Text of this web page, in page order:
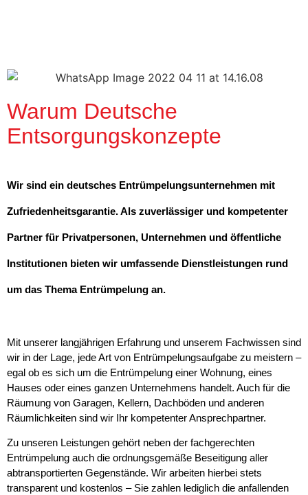
Warum Deutsche
Entsorgungskonzepte
Wir sind ein deutsches Entrümpelungsunternehmen mit
Zufriedenheitsgarantie. Als zuverlässiger und kompetenter
Partner für Privatpersonen, Unternehmen und öffentliche
Institutionen bieten wir umfassende Dienstleistungen rund
um das Thema Entrümpelung an.
Mit unserer langjährigen Erfahrung und unserem Fachwissen sind
wir in der Lage, jede Art von Entrümpelungsaufgabe zu meistern –
egal ob es sich um die Entrümpelung einer Wohnung, eines
Hauses oder eines ganzen Unternehmens handelt. Auch für die
Räumung von Garagen, Kellern, Dachböden und anderen
Räumlichkeiten sind wir Ihr kompetenter Ansprechpartner.
Zu unseren Leistungen gehört neben der fachgerechten
Entrümpelung auch die ordnungsgemäße Beseitigung aller
abtransportierten Gegenstände. Wir arbeiten hierbei stets
transparent und kostenlos – Sie zahlen lediglich die anfallenden